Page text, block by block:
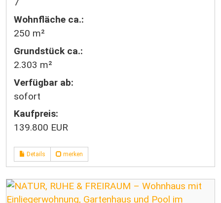
Wohnfläche ca.:
250 m²
Grund­stück ca.:
2.303 m²
Verfügbar ab:
sofort
Kaufpreis:
139.800 EUR
Details merken